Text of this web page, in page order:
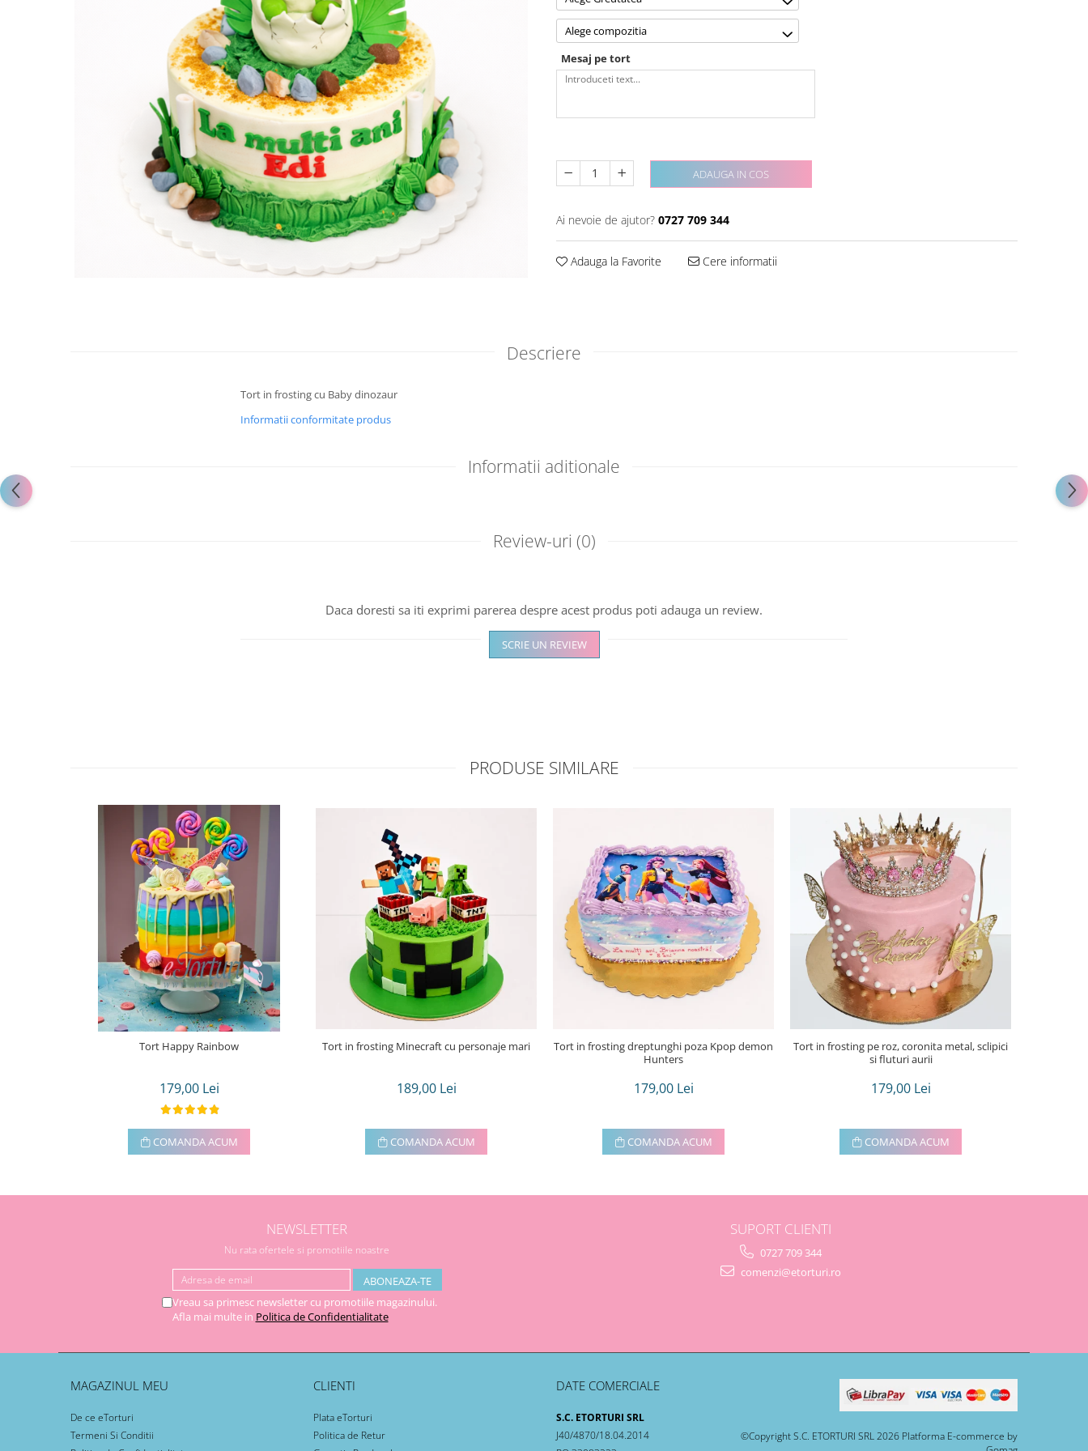
Alege compozitia
Mesaj pe tort
ADAUGA IN COS
Ai nevoie de ajutor? 0727 709 344
Adauga la Favorite Cere informatii
Descriere
Tort in frosting cu Baby dinozaur
Informatii conformitate produs
Informatii aditionale
Review-uri (0)
Daca doresti sa iti exprimi parerea despre acest produs poti adauga un review.
SCRIE UN REVIEW
PRODUSE SIMILARE
Tort Happy Rainbow
179,00 Lei
COMANDA ACUM
Tort in frosting Minecraft cu personaje mari
189,00 Lei
COMANDA ACUM
Tort in frosting dreptunghi poza Kpop demon
Hunters
179,00 Lei
COMANDA ACUM
Tort in frosting pe roz, coronita metal, sclipici
si fluturi aurii
179,00 Lei
COMANDA ACUM
NEWSLETTER
Nu rata ofertele si promotiile noastre
Vreau sa primesc newsletter cu promotiile magazinului.
Afla mai multe in Politica de Confidentialitate
SUPORT CLIENTI
0727 709 344
comenzi@etorturi.ro
MAGAZINUL MEU
De ce eTorturi
Termeni Si Conditii
CLIENTI
Plata eTorturi
Politica de Retur
DATE COMERCIALE
S.C. ETORTURI SRL
J40/4870/18.04.2014
©Copyright S.C. ETORTURI SRL 2026 Platforma E-commerce by